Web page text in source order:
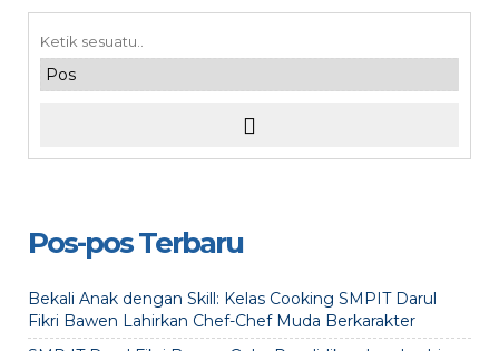
Pos-pos Terbaru
Bekali Anak dengan Skill: Kelas Cooking SMPIT Darul
Fikri Bawen Lahirkan Chef-Chef Muda Berkarakter